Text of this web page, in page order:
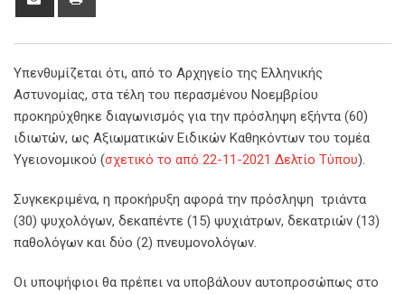
Υπενθυμίζεται ότι, από το Αρχηγείο της Ελληνικής
Αστυνομίας, στα τέλη του περασμένου Νοεμβρίου
προκηρύχθηκε διαγωνισμός για την πρόσληψη εξήντα (60)
ιδιωτών, ως Αξιωματικών Ειδικών Καθηκόντων του τομέα
Υγειονομικού (σχετικό το από 22-11-2021 Δελτίο Τύπου).
Συγκεκριμένα, η προκήρυξη αφορά την πρόσληψη τριάντα
(30) ψυχολόγων, δεκαπέντε (15) ψυχιάτρων, δεκατριών (13)
παθολόγων και δύο (2) πνευμονολόγων.
Οι υποψήφιοι θα πρέπει να υποβάλουν αυτοπροσώπως στο